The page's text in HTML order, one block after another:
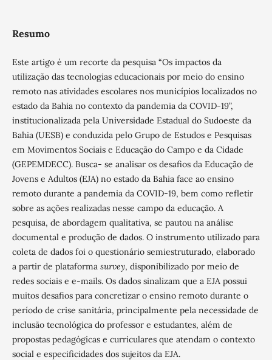
Resumo
Este artigo é um recorte da pesquisa “Os impactos da
utilização das tecnologias educacionais por meio do ensino
remoto nas atividades escolares nos municípios localizados no
estado da Bahia no contexto da pandemia da COVID-19”,
institucionalizada pela Universidade Estadual do Sudoeste da
Bahia (UESB) e conduzida pelo Grupo de Estudos e Pesquisas
em Movimentos Sociais e Educação do Campo e da Cidade
(GEPEMDECC). Busca- se analisar os desafios da Educação de
Jovens e Adultos (EJA) no estado da Bahia face ao ensino
remoto durante a pandemia da COVID-19, bem como refletir
sobre as ações realizadas nesse campo da educação. A
pesquisa, de abordagem qualitativa, se pautou na análise
documental e produção de dados. O instrumento utilizado para
coleta de dados foi o questionário semiestruturado, elaborado
a partir de plataforma survey, disponibilizado por meio de
redes sociais e e-mails. Os dados sinalizam que a EJA possui
muitos desafios para concretizar o ensino remoto durante o
período de crise sanitária, principalmente pela necessidade de
inclusão tecnológica do professor e estudantes, além de
propostas pedagógicas e curriculares que atendam o contexto
social e especificidades dos sujeitos da EJA.